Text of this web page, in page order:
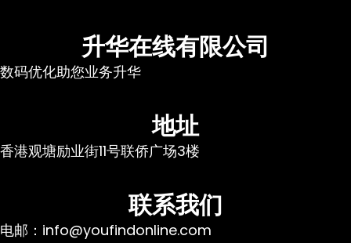
升华在线有限公司
数码优化助您业务升华
地址
香港观塘励业街11号联侨广场3楼
联系我们
电邮：info@youfindonline.com